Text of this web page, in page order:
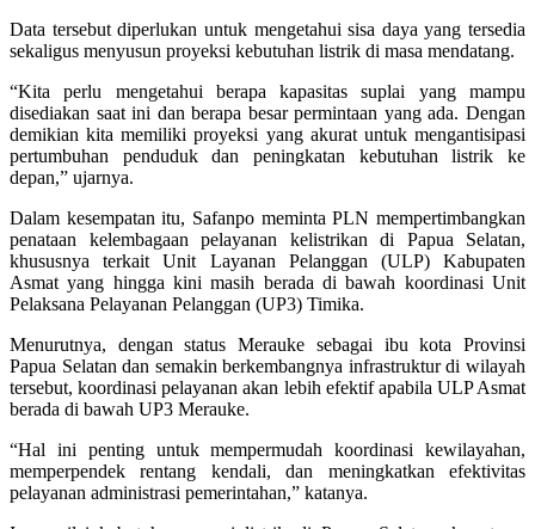
Data tersebut diperlukan untuk mengetahui sisa daya yang tersedia
sekaligus menyusun proyeksi kebutuhan listrik di masa mendatang.
“Kita perlu mengetahui berapa kapasitas suplai yang mampu
disediakan saat ini dan berapa besar permintaan yang ada. Dengan
demikian kita memiliki proyeksi yang akurat untuk mengantisipasi
pertumbuhan penduduk dan peningkatan kebutuhan listrik ke
depan,” ujarnya.
Dalam kesempatan itu, Safanpo meminta PLN mempertimbangkan
penataan kelembagaan pelayanan kelistrikan di Papua Selatan,
khususnya terkait Unit Layanan Pelanggan (ULP) Kabupaten
Asmat yang hingga kini masih berada di bawah koordinasi Unit
Pelaksana Pelayanan Pelanggan (UP3) Timika.
Menurutnya, dengan status Merauke sebagai ibu kota Provinsi
Papua Selatan dan semakin berkembangnya infrastruktur di wilayah
tersebut, koordinasi pelayanan akan lebih efektif apabila ULP Asmat
berada di bawah UP3 Merauke.
“Hal ini penting untuk mempermudah koordinasi kewilayahan,
memperpendek rentang kendali, dan meningkatkan efektivitas
pelayanan administrasi pemerintahan,” katanya.